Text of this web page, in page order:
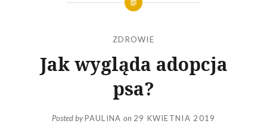
ZDROWIE
Jak wygląda adopcja
psa?
Posted byPAULINA on 29 KWIETNIA 2019